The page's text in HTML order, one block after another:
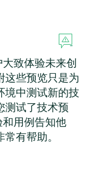
大致体验未来创
这些预览只是为
境中测试新的技
测试了技术预
和用例告知他
有帮助。